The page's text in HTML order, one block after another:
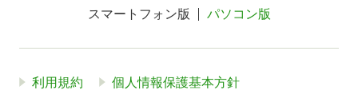
スマートフォン版 パソコン版
利用規約 個人情報保護基本方針